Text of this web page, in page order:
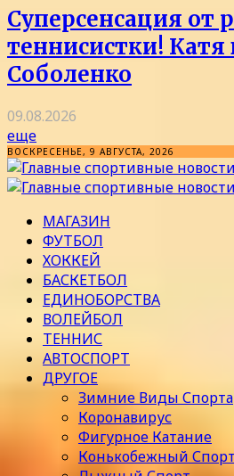
Суперсенсация от
теннисистки!
Соболенко
09.08.2026
еще
ВОСКРЕСЕНЬЕ, 9 АВГУСТА, 2026
МАГАЗИН
ФУТБОЛ
ХОККЕЙ
БАСКЕТБОЛ
ЕДИНОБОРСТВА
ВОЛЕЙБОЛ
ТЕННИС
АВТОСПОРТ
ДРУГОЕ
Зимние Виды Спорта
Коронавирус
Фигурное Катание
Конькобежный Спорт